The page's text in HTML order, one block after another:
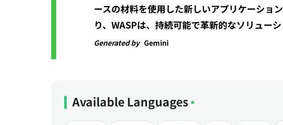
ースの材料を使用した新しいアプリケーショ
り、WASPは、持続可能で革新的なソリュー
Generated by Gemini
Available Languages